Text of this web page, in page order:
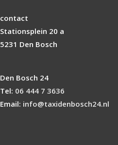
contact
Stationsplein 20 a
5231 Den Bosch
Den Bosch 24
Tel: 06 444 7 3636
Email: info@taxidenbosch24.nl